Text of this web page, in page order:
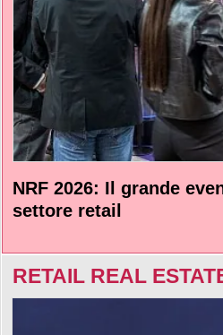
NRF 2026: Il grande
settore retail
RETAIL REAL